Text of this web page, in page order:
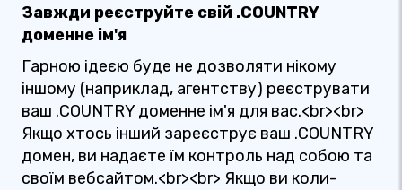
Завжди реєструйте свій .COUNTRY
доменне ім'я
Гарною ідеєю буде не дозволяти нікому
іншому (наприклад, агентству) реєструвати
ваш .COUNTRY доменне ім'я для вас.<br><br>
Якщо хтось інший зареєструє ваш .COUNTRY
домен, ви надаєте їм контроль над собою та
своїм вебсайтом.<br><br> Якщо ви коли-